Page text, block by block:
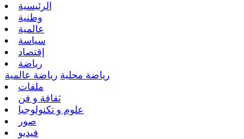
الرئيسية
وطنية
عالمية
سياسة
إقتصاد
رياضة
رياضة محلية رياضة عالمية
ملفات
ثقافة و فن
علوم و تكنولوجيا
صور
فيديو